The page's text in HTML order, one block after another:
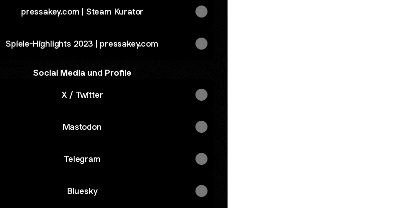
pressakey.com | Steam Kurator
Spiele-Highlights 2023 | pressakey.com
Social Media und Profile
X / Twitter
Mastodon
Telegram
Bluesky